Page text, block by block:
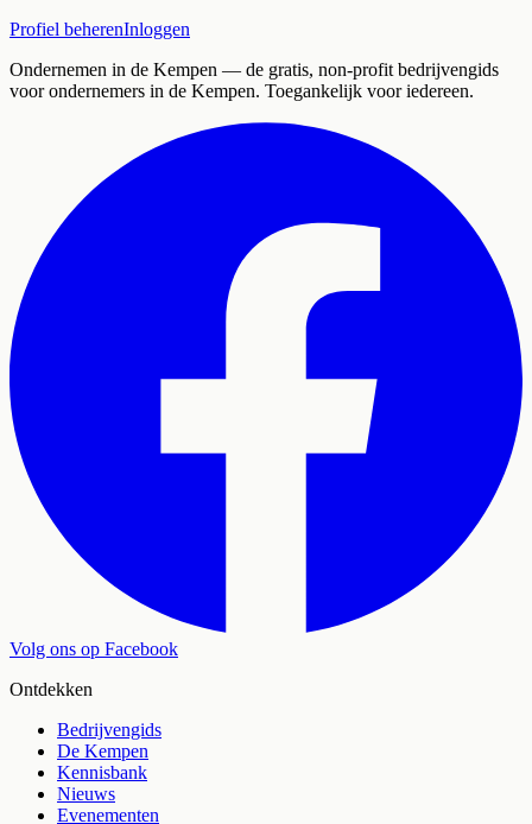
Profiel beherenInloggen
Ondernemen in de Kempen — de gratis, non-profit bedrijvengids
voor ondernemers in de Kempen. Toegankelijk voor iedereen.
Volg ons op Facebook
Ontdekken
Bedrijvengids
De Kempen
Kennisbank
Nieuws
Evenementen